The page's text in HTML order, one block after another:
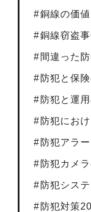
銅線の価
銅線窃盗
間違った
防犯と保
防犯と運
防犯にお
防犯アラー
防犯カメ
防犯シス
防犯対策